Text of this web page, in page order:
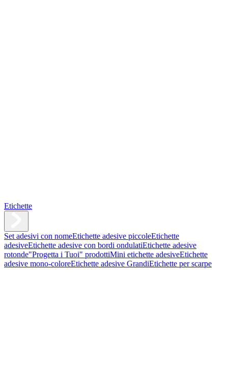
Etichette
Set adesivi con nomeEtichette adesive piccoleEtichette
adesiveEtichette adesive con bordi ondulatiEtichette adesive
rotonde"Progetta i Tuoi" prodottiMini etichette adesiveEtichette
adesive mono-coloreEtichette adesive GrandiEtichette per scarpe